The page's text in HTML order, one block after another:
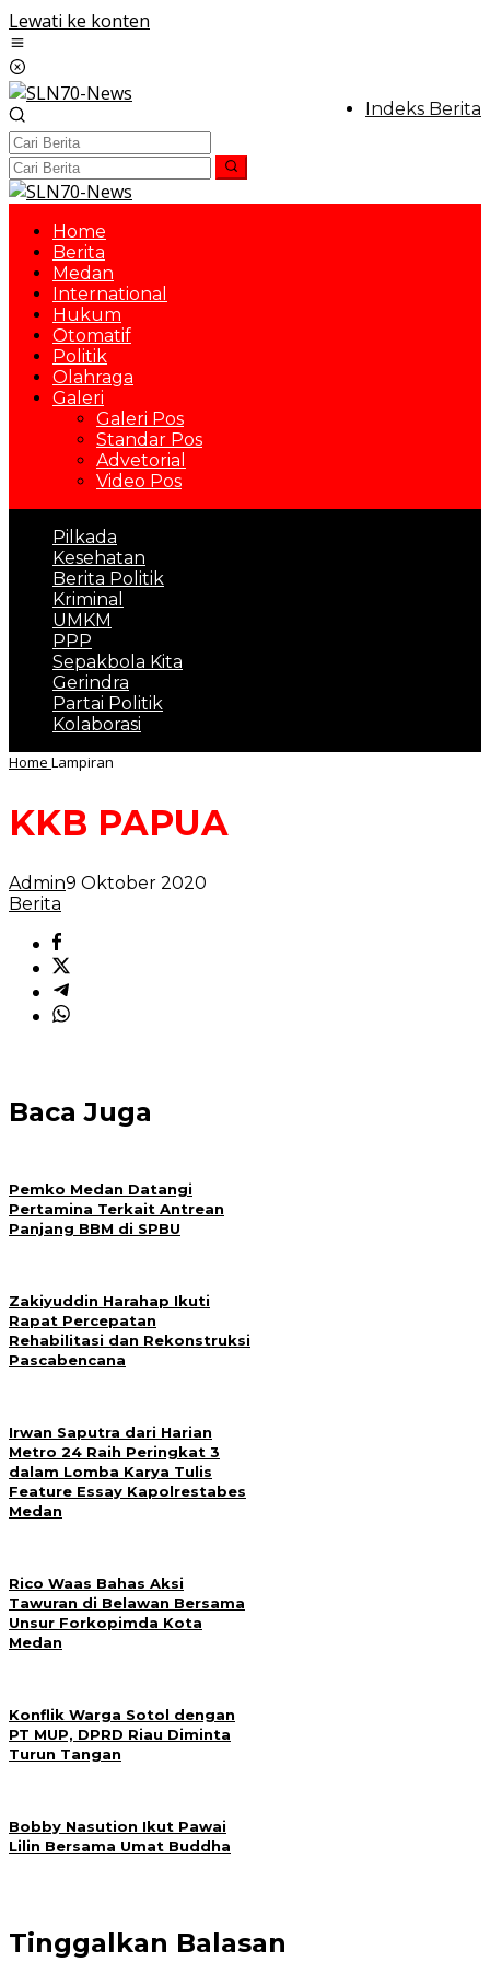
Lewati ke konten
Indeks Berita
Home
Berita
Medan
International
Hukum
Otomatif
Politik
Olahraga
Galeri
Galeri Pos
Standar Pos
Advetorial
Video Pos
Pilkada
Kesehatan
Berita Politik
Kriminal
UMKM
PPP
Sepakbola Kita
Gerindra
Partai Politik
Kolaborasi
Home Lampiran
KKB PAPUA
Admin9 Oktober 2020
Berita
Baca Juga
Pemko Medan Datangi
Pertamina Terkait Antrean
Panjang BBM di SPBU
Zakiyuddin Harahap Ikuti
Rapat Percepatan
Rehabilitasi dan Rekonstruksi
Pascabencana
Irwan Saputra dari Harian
Metro 24 Raih Peringkat 3
dalam Lomba Karya Tulis
Feature Essay Kapolrestabes
Medan
Rico Waas Bahas Aksi
Tawuran di Belawan Bersama
Unsur Forkopimda Kota
Medan
Konflik Warga Sotol dengan
PT MUP, DPRD Riau Diminta
Turun Tangan
Bobby Nasution Ikut Pawai
Lilin Bersama Umat Buddha
Tinggalkan Balasan